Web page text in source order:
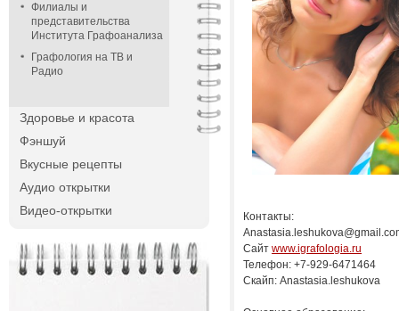
Филиалы и
представительства
Института Графоанализа
Графология на ТВ и
Радио
Здоровье и красота
Фэншуй
Вкусные рецепты
Аудио открытки
Видео-открытки
Контакты:
Сайт www.igrafologia.ru
Телефон: +7-929-6471464
Скайп: Anastasia.leshukova